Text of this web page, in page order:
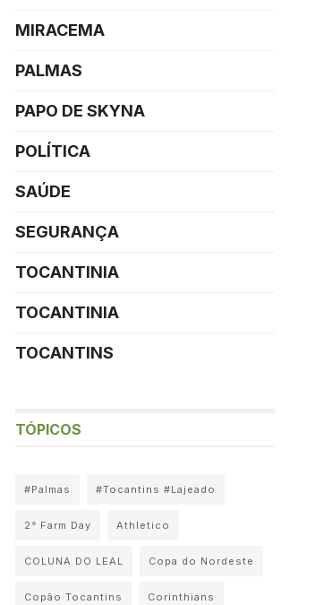
MIRACEMA
PALMAS
PAPO DE SKYNA
POLÍTICA
SAÚDE
SEGURANÇA
TOCANTINIA
TOCANTINIA
TOCANTINS
TÓPICOS
#Palmas #Tocantins #Lajeado
2° Farm Day Athletico
COLUNA DO LEAL Copa do Nordeste
Copão Tocantins Corinthians